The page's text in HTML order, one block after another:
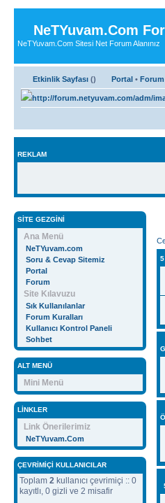
NeTYuvam.Com
NeTYuvam.Com Sitesi Net Forum Alanınız
Etkinlik Sayfası () Portal • Forum
REKLAM
SITE GEZGINI
Ana Menü
NeTYuvam.com
Soru & Cevap Sitemiz
Portal
Forum
Site Kılavuzu
Sık Kullanılanlar
Forum Kuralları
Kullanıcı Kontrol Paneli
Sohbet
ALT MENÜ
Mini Menü
LINKLER
Link Önerilerimiz
NeTYuvam.Com
ÇEVRIMIÇI KULLANICILAR
Toplam 2 kullanıcı çevrimiçi :: 0
kayıtlı, 0 gizli ve 2 misafir